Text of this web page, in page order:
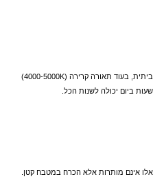
ביום יכולה לשנות הכל.
אלו אינם מותרות אלא הכרח במטבח קטן.